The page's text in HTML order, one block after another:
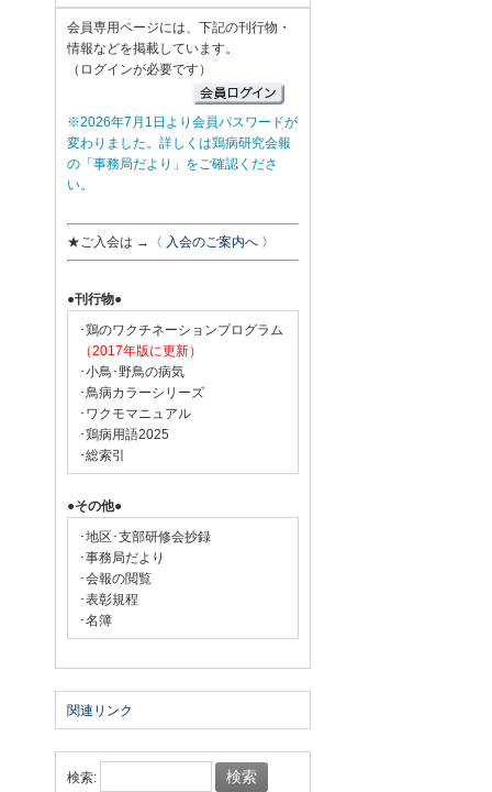
会員専用ページには、下記の刊行物・
情報などを掲載しています。
（ログインが必要です）
※2026年7月1日より会員パスワードが
変わりました。詳しくは鶏病研究会報
の「事務局だより」をご確認くださ
い。
★ご入会は → 〈 入会のご案内へ 〉
●刊行物●
･鶏のワクチネーションプログラム
（2017年版に更新）
･小鳥･野鳥の病気
･鳥病カラーシリーズ
･ワクモマニュアル
･鶏病用語2025
･総索引
●その他●
･地区･支部研修会抄録
･事務局だより
･会報の閲覧
･表彰規程
･名簿
関連リンク
検索: